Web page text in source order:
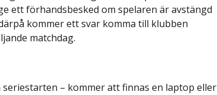
ett förhandsbesked om spelaren är avstängd
kommer ett svar komma till klubben
matchdag.
– kommer att finnas en laptop eller